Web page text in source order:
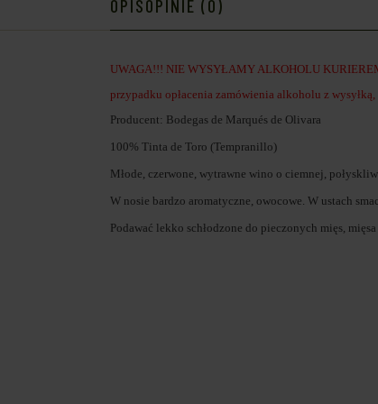
OPISOPINIE (0)
UWAGA!!! NIE WYSYŁAMY ALKOHOLU
przypadku opłacenia zamówienia alkoholu z
Producent: Bodegas de Marqués de Olivara
100% Tinta de Toro (Tempranillo)
Młode, czerwone, wytrawne wino o ciemnej,
W nosie bardzo aromatyczne, owocowe. W ustach
Podawać lekko schłodzone do pieczonych mięs,